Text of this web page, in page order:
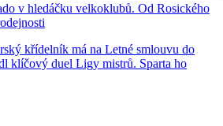
v hledáčku velkoklubů. Od Rosického
křídelník má na Letné smlouvu do
klíčový duel Ligy mistrů. Sparta ho